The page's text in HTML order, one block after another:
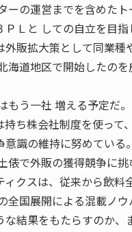
ーの運営までを含めたト
Ｌと しての自立を目指
販拡大策として同業種
海道地区で開始したの
う一社 増える予定だ。
ち株会社制度を使っ
識の維持に努めている。
俵で外販の獲得競争に挑
ィクスは、従来から飲
全国展開による混載ノ
結果をもたらすのか、